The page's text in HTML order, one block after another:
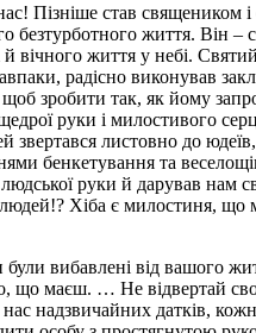
Пізніше став священиком і
безтурботного життя. Він
життя у небі.
навпаки, радісно
зробити так, як йому
руки і милостивого
листовно до
бенкетування та
руки й дарував нам
людей!? Хіба є милостиня,
вибавлені від
маєш. … Не відвертай
надзвичайних датків,